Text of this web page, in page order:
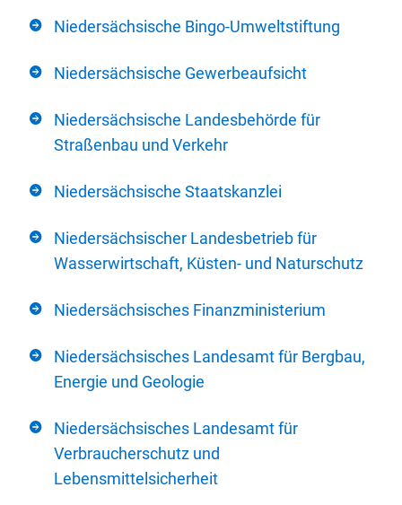
Niedersächsische Bingo-Umweltstiftung
Niedersächsische Gewerbeaufsicht
Niedersächsische Landesbehörde für
Straßenbau und Verkehr
Niedersächsische Staatskanzlei
Niedersächsischer Landesbetrieb für
Wasserwirtschaft, Küsten- und Naturschutz
Niedersächsisches Finanzministerium
Niedersächsisches Landesamt für Bergbau,
Energie und Geologie
Niedersächsisches Landesamt für
Verbraucherschutz und
Lebensmittelsicherheit